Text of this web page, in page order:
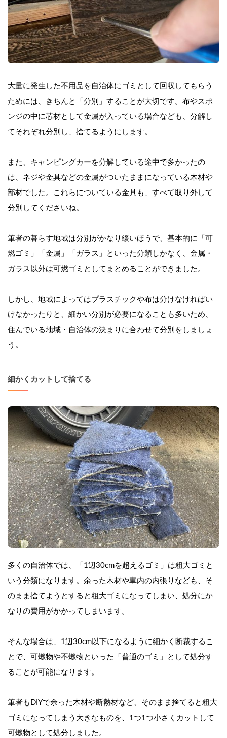
大量に発生した不用品を自治体にゴミとして回収してもらう
ためには、きちんと「分別」することが大切です。布やスポ
ンジの中に芯材として金属が入っている場合なども、分解し
てそれぞれ分別し、捨てるようにします。
また、キャンピングカーを分解している途中で多かったの
は、ネジや金具などの金属がついたままになっている木材や
部材でした。これらについている金具も、すべて取り外して
分別してくださいね。
筆者の暮らす地域は分別がかなり緩いほうで、基本的に「可
燃ゴミ」「金属」「ガラス」といった分類しかなく、金属・
ガラス以外は可燃ゴミとしてまとめることができました。
しかし、地域によってはプラスチックや布は分けなければい
けなかったりと、細かい分別が必要になることも多いため、
住んでいる地域・自治体の決まりに合わせて分別をしましょ
う。
細かくカットして捨てる
多くの自治体では、「1辺30cmを超えるゴミ」は粗大ゴミと
いう分類になります。余った木材や車内の内張りなども、そ
のまま捨てようとすると粗大ゴミになってしまい、処分にか
なりの費用がかかってしまいます。
そんな場合は、1辺30cm以下になるように細かく断裁するこ
とで、可燃物や不燃物といった「普通のゴミ」として処分す
ることが可能になります。
筆者もDIYで余った木材や断熱材など、そのまま捨てると粗大
ゴミになってしまう大きなものを、1つ1つ小さくカットして
可燃物として処分しました。